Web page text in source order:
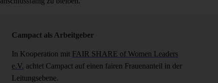
Campact als Arbeitgeber
In Kooperation mit FAIR SHARE of Women Leaders
e.V. achtet Campact auf einen fairen Frauenanteil in der
Leitungsebene.